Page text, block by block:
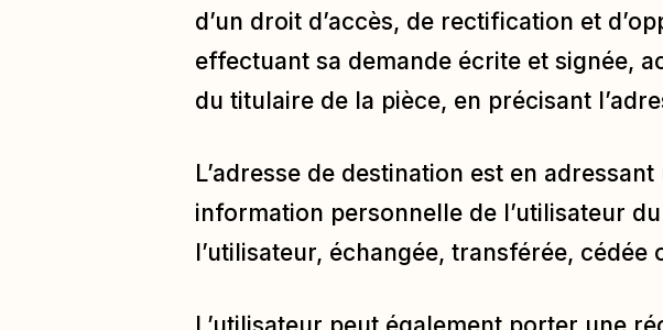
d’un droit d’accès, de rectification et
effectuant sa demande écrite et signée,
du titulaire de la pièce, en précisant
L’adresse de destination est en
information personnelle de l’utilisateur
l’utilisateur, échangée, transférée,
L’utilisateur peut également porter une